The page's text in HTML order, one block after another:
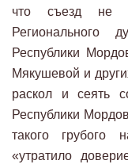
что съезд не
Регионального
Республики
Мякушевой и
раскол и сеять
Республики
такого грубого
«утратило